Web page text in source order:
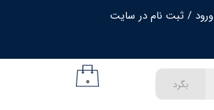
ورود / ثبت نام در سایت
تغییر گذر واژه
۰ بگرد